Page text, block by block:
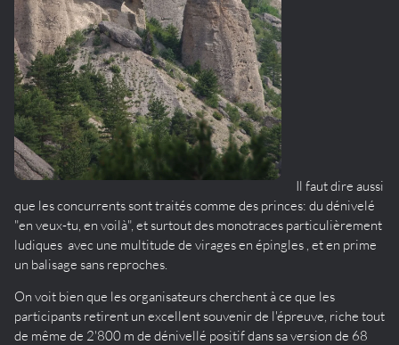
Il faut dire aussi
que les concurrents sont traités comme des princes: du dénivelé
"en veux-tu, en voilà", et surtout des monotraces particulièrement
ludiques avec une multitude de virages en épingles , et en prime
un balisage sans reproches.
On voit bien que les organisateurs cherchent à ce que les
participants retirent un excellent souvenir de l'épreuve, riche tout
de même de 2'800 m de dénivellé positif dans sa version de 68